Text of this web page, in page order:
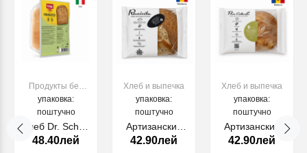
Продукты без
глютена
упаковка:
поштучно
Хлеб Dr. Schar,
Pan RUSTICO
48.40лей
Хлеб и выпечка
упаковка:
поштучно
Артизанский
хлеб на
42.90лей
Хлеб и выпечка
упаковка:
поштучно
Артизанский
хлеб на
42.90лей